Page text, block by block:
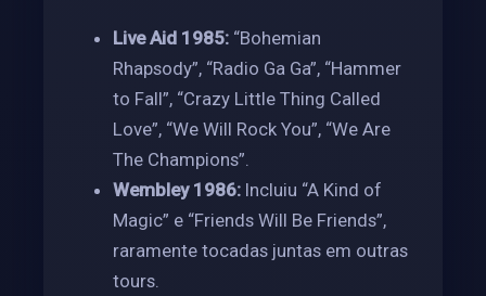
Live Aid 1985: “Bohemian
Rhapsody”, “Radio Ga Ga”, “Hammer
to Fall”, “Crazy Little Thing Called
Love”, “We Will Rock You”, “We Are
The Champions”.
Wembley 1986: Incluiu “A Kind of
Magic” e “Friends Will Be Friends”,
raramente tocadas juntas em outras
tours.